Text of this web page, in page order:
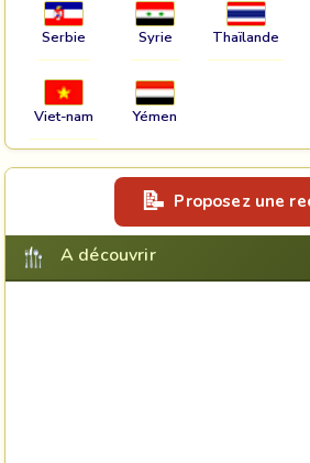
Serbie Syrie Thaïlande
Viet-nam Yémen
Proposez une
A découvrir